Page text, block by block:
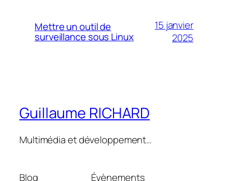
Mettre un outil de
surveillance sous Linux
15 janvier
2025
Guillaume RICHARD
Multimédia et développement…
Blog Évènements